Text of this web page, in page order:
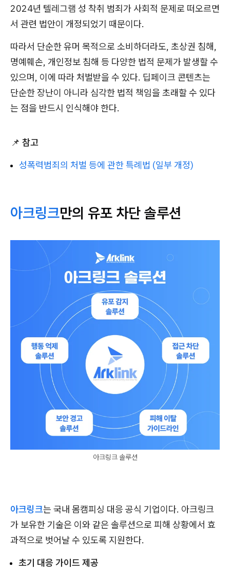
2024년 텔레그램 성 착취 범죄가 사회적 문제로 떠오르면
서 관련 법안이 개정되었기 때문이다.
따라서 단순한 유머 목적으로 소비하더라도, 초상권 침해,
명예훼손, 개인정보 침해 등 다양한 법적 문제가 발생할 수
있으며, 이에 따라 처벌받을 수 있다. 딥페이크 콘텐츠는
단순한 장난이 아니라 심각한 법적 책임을 초래할 수 있다
는 점을 반드시 인식해야 한다.
📌 참고
성폭력범죄의 처벌 등에 관한 특례법 (일부 개정)
아크링크만의 유포 차단 솔루션
아크링크 솔루션
아크링크는 국내 몸캠피싱 대응 공식 기업이다. 아크링크
가 보유한 기술은 이와 같은 솔루션으로 피해 상황에서 효
과적으로 벗어날 수 있도록 지원한다.
초기 대응 가이드 제공